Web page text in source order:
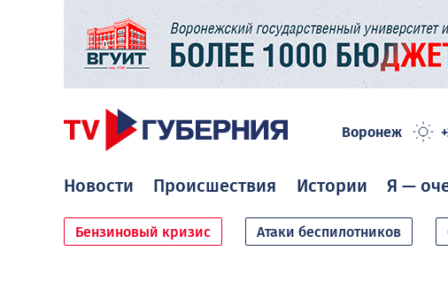
Воронеж
Новости Происшествия Истории Я —
Бензиновый кризис Атаки беспилотников